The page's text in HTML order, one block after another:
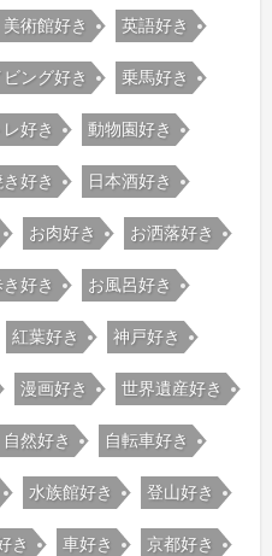
美術館好き 英語好き
ビング好き 乗馬好き
好き 動物園好き
好き 日本酒好き
お肉好き お洒落好き
好き お風呂好き
紅葉好き 神戸好き
漫画好き 世界遺産好き
自然好き 自転車好き
水族館好き 登山好き
き 車好き 京都好き